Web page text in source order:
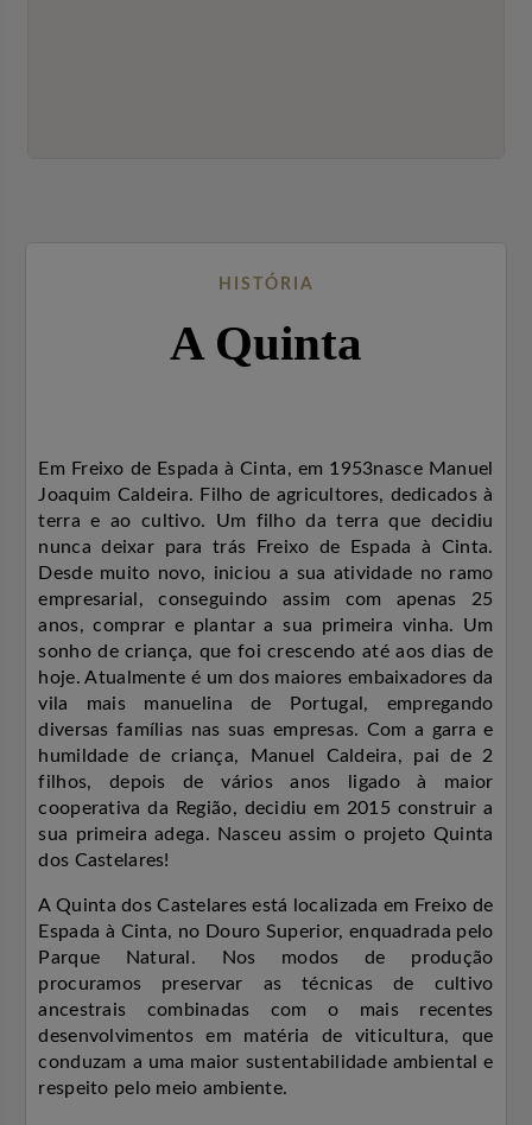
HISTÓRIA
A Quinta
Em Freixo de Espada à Cinta, em 1953nasce Manuel
Joaquim Caldeira. Filho de agricultores, dedicados à
terra e ao cultivo. Um filho da terra que decidiu
nunca deixar para trás Freixo de Espada à Cinta.
Desde muito novo, iniciou a sua atividade no ramo
empresarial, conseguindo assim com apenas 25
anos, comprar e plantar a sua primeira vinha. Um
sonho de criança, que foi crescendo até aos dias de
hoje. Atualmente é um dos maiores embaixadores da
vila mais manuelina de Portugal, empregando
diversas famílias nas suas empresas. Com a garra e
humildade de criança, Manuel Caldeira, pai de 2
filhos, depois de vários anos ligado à maior
cooperativa da Região, decidiu em 2015 construir a
sua primeira adega. Nasceu assim o projeto Quinta
dos Castelares!
A Quinta dos Castelares está localizada em Freixo de
Espada à Cinta, no Douro Superior, enquadrada pelo
Parque Natural. Nos modos de produção
procuramos preservar as técnicas de cultivo
ancestrais combinadas com o mais recentes
desenvolvimentos em matéria de viticultura, que
conduzam a uma maior sustentabilidade ambiental e
respeito pelo meio ambiente.